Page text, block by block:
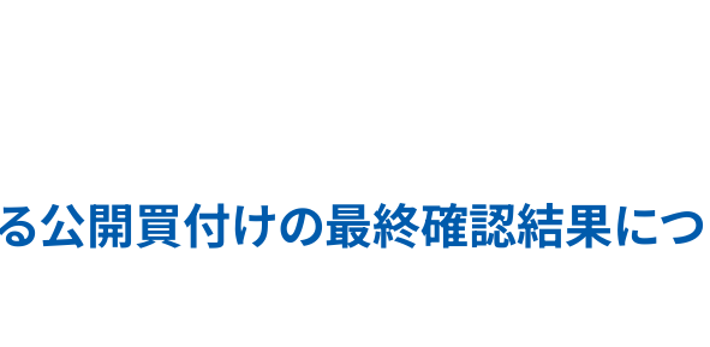
開買付けの最終確認結果につ